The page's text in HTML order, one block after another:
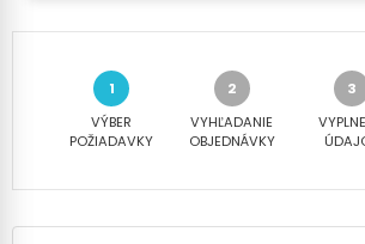
VÝBER
POŽIADAVKY
VYHĽADANIE
OBJEDNÁVKY